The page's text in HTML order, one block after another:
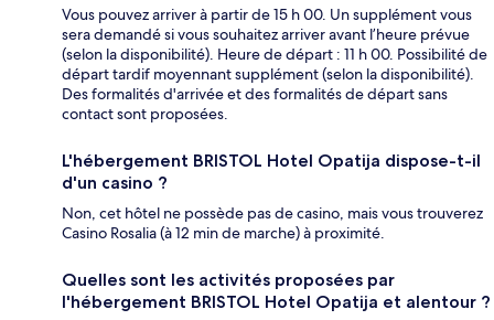
Vous pouvez arriver à partir de 15 h 00. Un supplément vous
sera demandé si vous souhaitez arriver avant l’heure prévue
(selon la disponibilité). Heure de départ : 11 h 00. Possibilité de
départ tardif moyennant supplément (selon la disponibilité).
Des formalités d'arrivée et des formalités de départ sans
contact sont proposées.
L'hébergement BRISTOL Hotel Opatija dispose-t-il
d'un casino ?
Non, cet hôtel ne possède pas de casino, mais vous trouverez
Casino Rosalia (à 12 min de marche) à proximité.
Quelles sont les activités proposées par
l'hébergement BRISTOL Hotel Opatija et alentour ?